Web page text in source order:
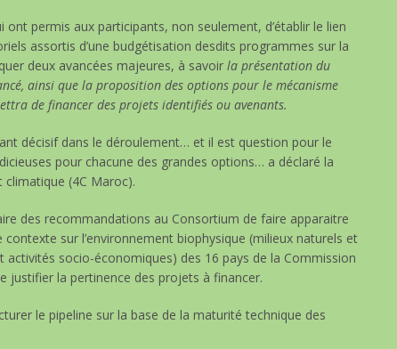
permis aux participants, non seulement, d’établir le lien
assortis d’une budgétisation desdits programmes sur la
deux avancées majeures, à savoir la présentation du
ainsi que la proposition des options pour le mécanisme
de financer des projets identifiés ou avenants.
décisif dans le déroulement… et il est question pour le
pour chacune des grandes options… a déclaré la
(4C Maroc).
des recommandations au Consortium de faire apparaitre
sur l’environnement biophysique (milieux naturels et
socio-économiques) des 16 pays de la Commission
justifier la pertinence des projets à financer.
le pipeline sur la base de la maturité technique des